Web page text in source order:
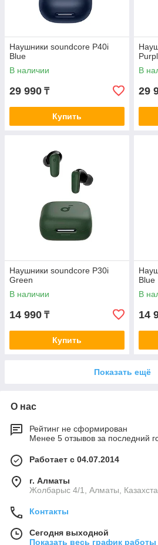
Наушники soundcore P40i
Blue
В наличии
29 990 ₸
Купить
В
29
Наушники soundcore P30i
Green
В наличии
14 990 ₸
Купить
Blue
В
14
Показать ещё
О нас
Рейтинг не сформирован
Менее 5 отзывов за последний
Работает с 04.07.2014
г. Алматы
Жолбарыс 4/1, Алматы,
Контакты
Сегодня выходной
Показать весь график работы